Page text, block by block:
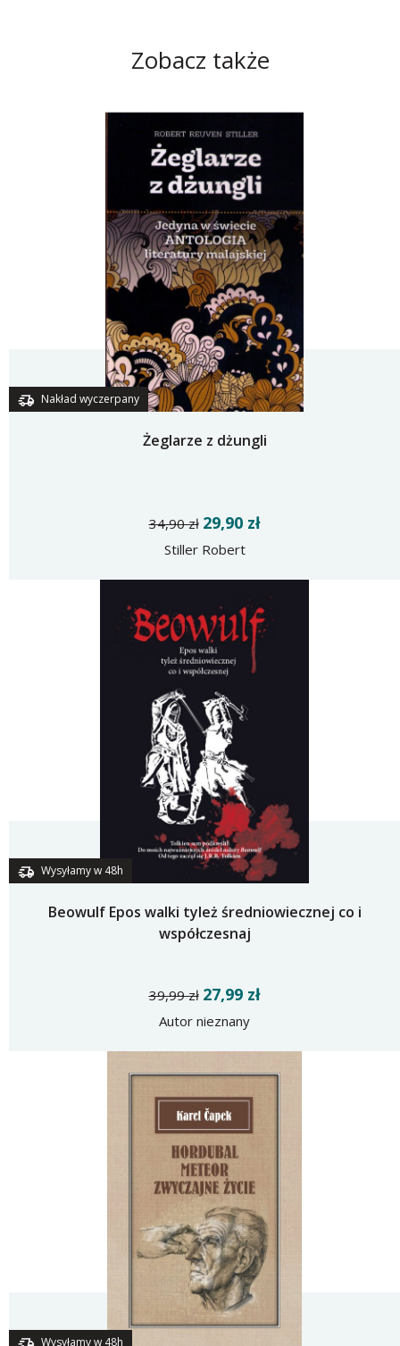
Zobacz także
Nakład wyczerpany
Żeglarze z dżungli
34,90 zł 29,90 zł
Stiller Robert
Wysyłamy w 48h
Beowulf Epos walki tyleż średniowiecznej co i
współczesnaj
39,99 zł 27,99 zł
Autor nieznany
Wysyłamy w 48h